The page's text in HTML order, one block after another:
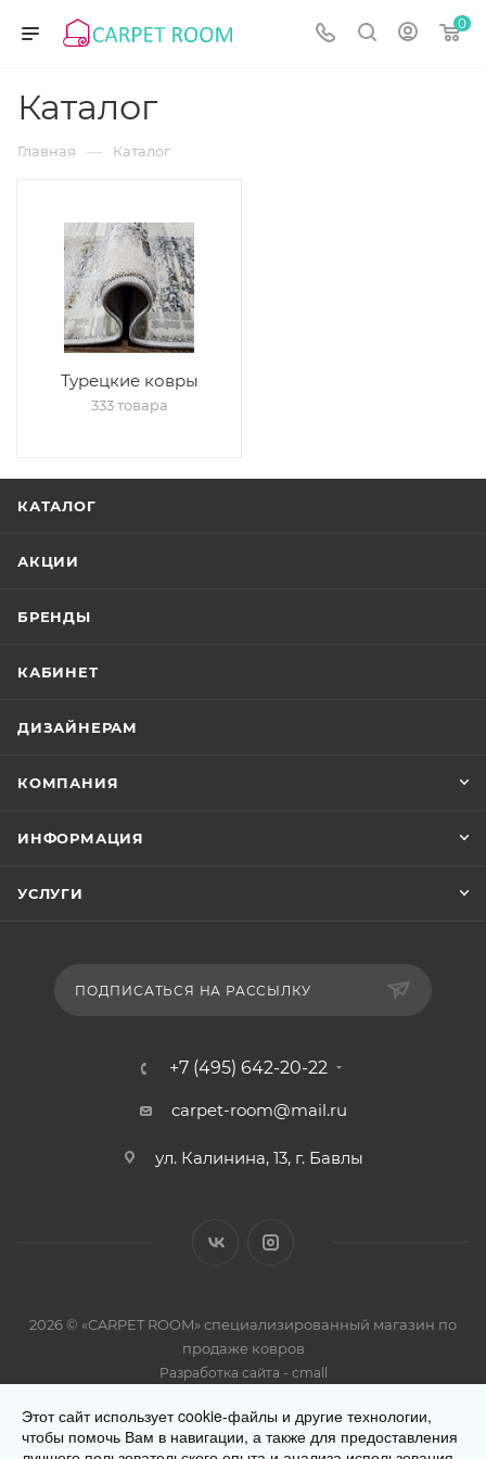
0
Каталог
Главная — Каталог
Турецкие ковры
333 товара
КАТАЛОГ
АКЦИИ
БРЕНДЫ
КАБИНЕТ
ДИЗАЙНЕРАМ
КОМПАНИЯ
ИНФОРМАЦИЯ
УСЛУГИ
ПОДПИСАТЬСЯ НА РАССЫЛКУ
+7 (495) 642-20-22
carpet-room@mail.ru
ул. Калинина, 13, г. Бавлы
2026 © «CARPET ROOM» специализированный магазин по
продаже ковров
Разработка сайта - cmall
Этот сайт использует cookie-файлы и другие технологии,
чтобы помочь Вам в навигации, а также для предоставления